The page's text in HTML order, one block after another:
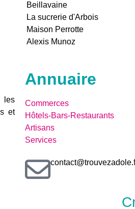
Beillavaine
La sucrerie d'Arbois
Maison Perrotte
Alexis Munoz
les
et
Annuaire
Commerces
Hôtels-Bars-Restaurants
Artisans
Services